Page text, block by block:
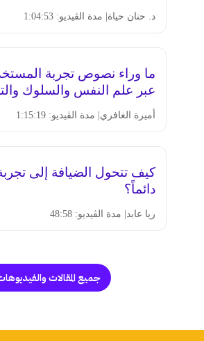
د. حنان حياة | مدة الڤيديو: 1:04:53
ما وراء نصوص تجربة
عبر علم النفس والسلوك
أميرة الغافري | مدة الڤيديو: 1:15:19
كيف تتحول الضيافة إلى تجربة
دائماً؟
ريا عابد | مدة الڤيديو: 48:58
جميع المقالات